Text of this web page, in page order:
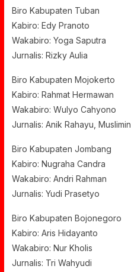
Biro Kabupaten Tuban
Kabiro: Edy Pranoto
Wakabiro: Yoga Saputra
Jurnalis: Rizky Aulia
Biro Kabupaten Mojokerto
Kabiro: Rahmat Hermawan
Wakabiro: Wulyo Cahyono
Jurnalis: Anik Rahayu, Muslimin
Biro Kabupaten Jombang
Kabiro: Nugraha Candra
Wakabiro: Andri Rahman
Jurnalis: Yudi Prasetyo
Biro Kabupaten Bojonegoro
Kabiro: Aris Hidayanto
Wakabiro: Nur Kholis
Jurnalis: Tri Wahyudi